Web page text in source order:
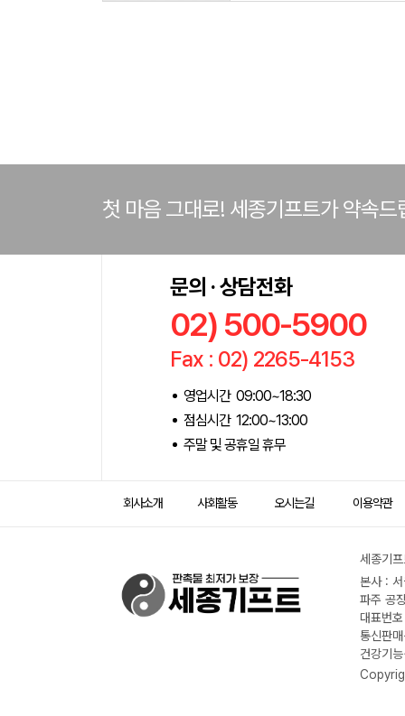
첫 마음 그대로! 세종기프트가 약속드
문의 · 상담전화
02) 500-5900
Fax : 02) 2265-4153
영업시간 09:00~18:30
점심시간 12:00~13:00
주말 및 공휴일 휴무
회사소개 사회활동 오시는길 이용약관
세종기
본사 :
파주 공
대표번
통신판
건강기